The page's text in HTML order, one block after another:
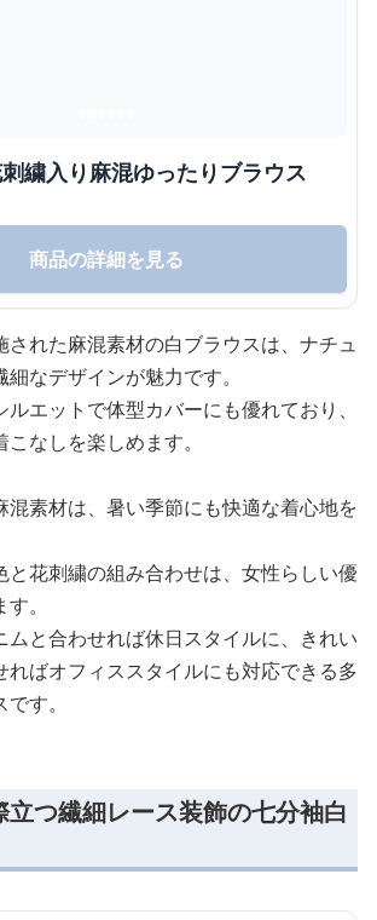
繍入り麻混ゆったりブラウス
商品の詳細を見る
された麻混素材の白ブラウスは、ナチュ
なデザインが魅力です。
エットで体型カバーにも優れており、
なしを楽しめます。
混素材は、暑い季節にも快適な着心地を
と花刺繍の組み合わせは、女性らしい優
。
ムと合わせれば休日スタイルに、きれい
ればオフィススタイルにも対応できる多
す。
立つ繊細レース装飾の七分袖白